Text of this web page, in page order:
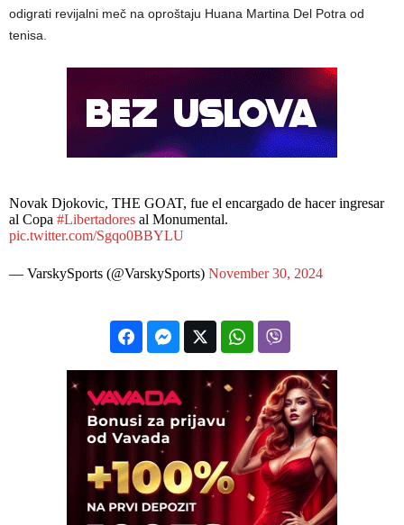
odigrati revijalni meč na oproštaju Huana Martina Del Potra od
tenisa.
Novak Djokovic, THE GOAT, fue el encargado de hacer ingresar
al Copa #Libertadores al Monumental.
pic.twitter.com/Sgqo0BBYLU
— VarskySports (@VarskySports) November 30, 2024